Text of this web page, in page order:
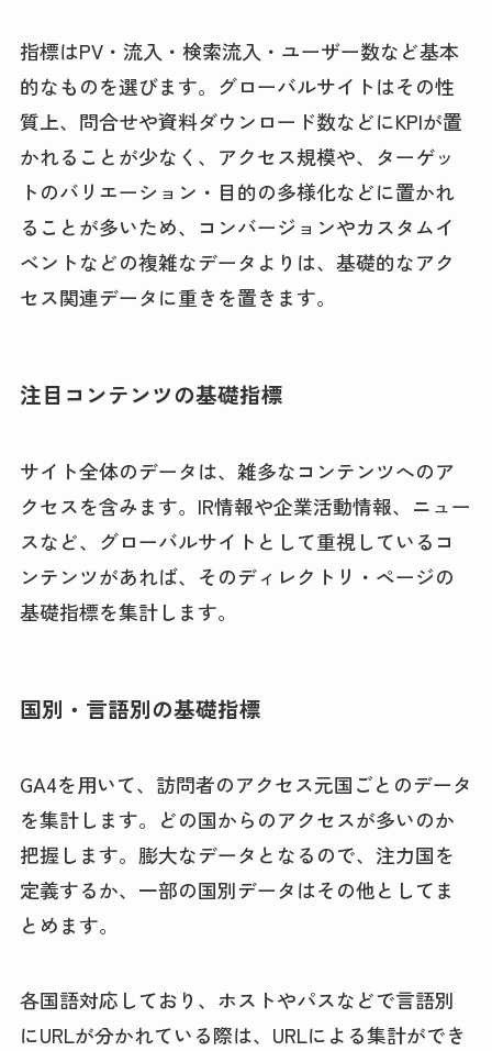
指標はPV・流入・検索流入・ユーザー数など基本
的なものを選びます。グローバルサイトはその性
質上、問合せや資料ダウンロード数などにKPIが置
かれることが少なく、アクセス規模や、ターゲッ
トのバリエーション・目的の多様化などに置かれ
ることが多いため、コンバージョンやカスタムイ
ベントなどの複雑なデータよりは、基礎的なアク
セス関連データに重きを置きます。
注目コンテンツの基礎指標
サイト全体のデータは、雑多なコンテンツへのア
クセスを含みます。IR情報や企業活動情報、ニュー
スなど、グローバルサイトとして重視しているコ
ンテンツがあれば、そのディレクトリ・ページの
基礎指標を集計します。
国別・言語別の基礎指標
GA4を用いて、訪問者のアクセス元国ごとのデータ
を集計します。どの国からのアクセスが多いのか
把握します。膨大なデータとなるので、注力国を
定義するか、一部の国別データはその他としてま
とめます。
各国語対応しており、ホストやパスなどで言語別
にURLが分かれている際は、URLによる集計ができ